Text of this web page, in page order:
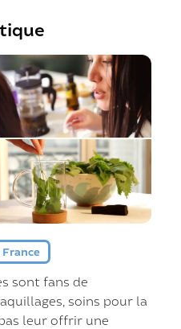
sont fans de
soins pour la
leur offrir une